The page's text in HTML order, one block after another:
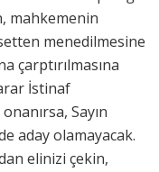
mahkemenin
menedilmesine
çarptırılmasına
İstinaf
Sayın
aday olamayacak.
elinizi çekin,